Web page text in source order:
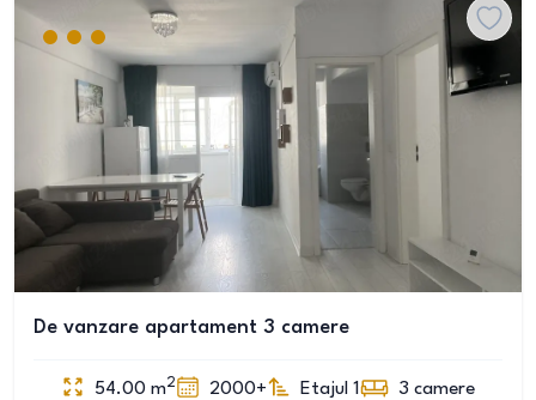
De vanzare apartament 3 camere
54.00 m2 2000+ Etajul 1 3 camere